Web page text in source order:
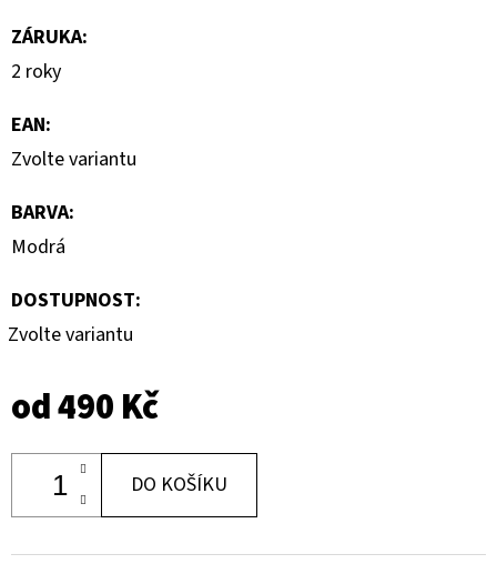
ZÁRUKA:
2 roky
EAN:
Zvolte variantu
BARVA:
Modrá
DOSTUPNOST:
Zvolte variantu
od490 Kč
DO KOŠÍKU